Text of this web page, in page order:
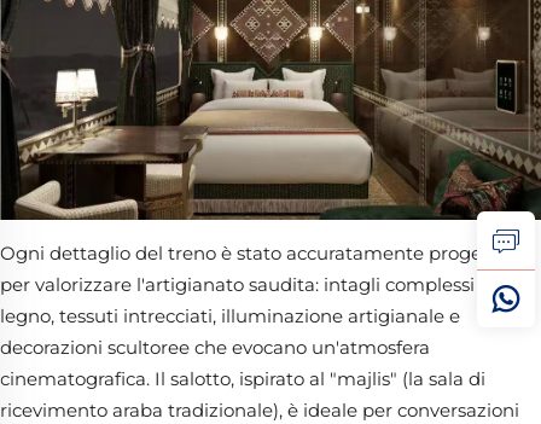
Ogni dettaglio del treno è stato accuratamente progettato
per valorizzare l'artigianato saudita: intagli complessi nel
legno, tessuti intrecciati, illuminazione artigianale e
decorazioni scultoree che evocano un'atmosfera
cinematografica. Il salotto, ispirato al "majlis" (la sala di
ricevimento araba tradizionale), è ideale per conversazioni